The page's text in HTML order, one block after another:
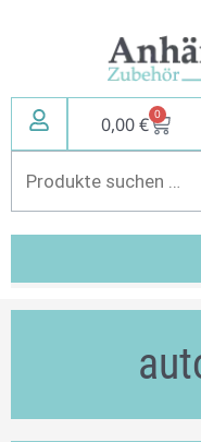
0,00€ 0
nach: